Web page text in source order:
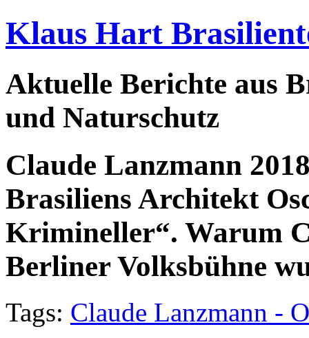
Klaus Hart
Aktuelle Berichte aus
und Naturschutz
Claude Lanzmann
Brasiliens Architekt
Krimineller“. Warum
Berliner Volksbühne
Tags: Claude Lanzmann -